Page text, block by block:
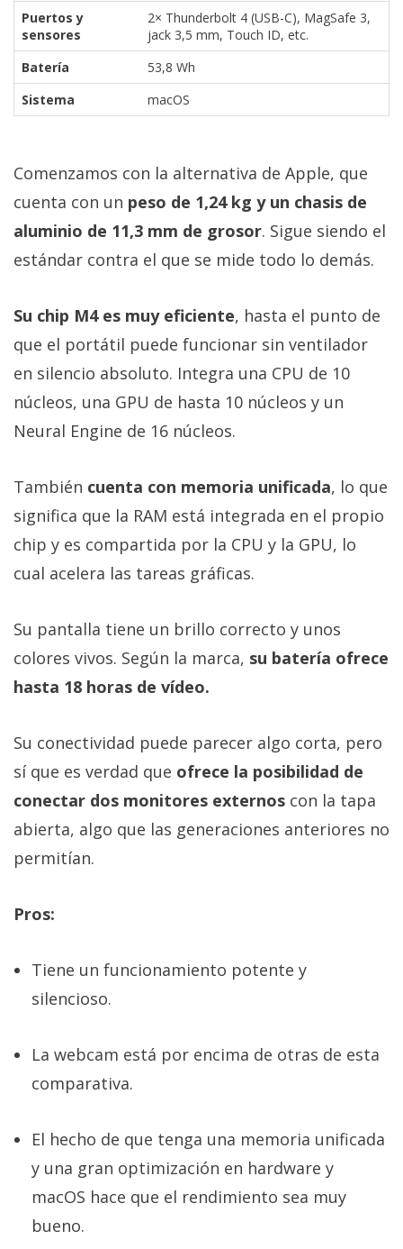
Puertos y
sensores
2× Thunderbolt 4 (USB-C), MagSafe 3,
jack 3,5 mm, Touch ID, etc.
Batería
53,8 Wh
Sistema
macOS
Comenzamos con la alternativa de Apple, que
cuenta con un peso de 1,24 kg y un chasis de
aluminio de 11,3 mm de grosor. Sigue siendo el
estándar contra el que se mide todo lo demás.
Su chip M4 es muy eficiente, hasta el punto de
que el portátil puede funcionar sin ventilador
en silencio absoluto. Integra una CPU de 10
núcleos, una GPU de hasta 10 núcleos y un
Neural Engine de 16 núcleos.
También cuenta con memoria unificada, lo que
significa que la RAM está integrada en el propio
chip y es compartida por la CPU y la GPU, lo
cual acelera las tareas gráficas.
Su pantalla tiene un brillo correcto y unos
colores vivos. Según la marca, su batería ofrece
hasta 18 horas de vídeo.
Su conectividad puede parecer algo corta, pero
sí que es verdad que ofrece la posibilidad de
conectar dos monitores externos con la tapa
abierta, algo que las generaciones anteriores no
permitían.
Pros:
Tiene un funcionamiento potente y
silencioso.
La webcam está por encima de otras de esta
comparativa.
El hecho de que tenga una memoria unificada
y una gran optimización en hardware y
macOS hace que el rendimiento sea muy
bueno.